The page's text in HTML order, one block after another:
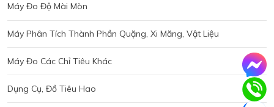
Máy Đo Độ Mài Mòn
Máy Phân Tích Thành Phần Quặng, Xi Măng, Vật Liệu
Máy Đo Các Chỉ Tiêu Khác
Dụng Cụ, Đồ Tiêu Hao